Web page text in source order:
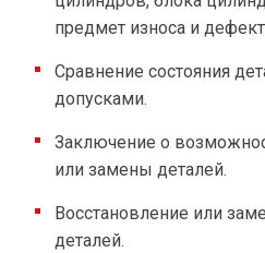
предмет износа и
Сравнение состояния
допусками.
Заключение о
или замены деталей.
Восстановление или
деталей.